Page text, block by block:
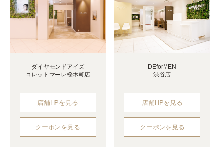
ダイヤモンドアイズ
コレットマーレ桜木町店
店舗HPを見る
クーポンを見る
DEforMEN
渋谷店
店舗HPを見る
クーポンを見る